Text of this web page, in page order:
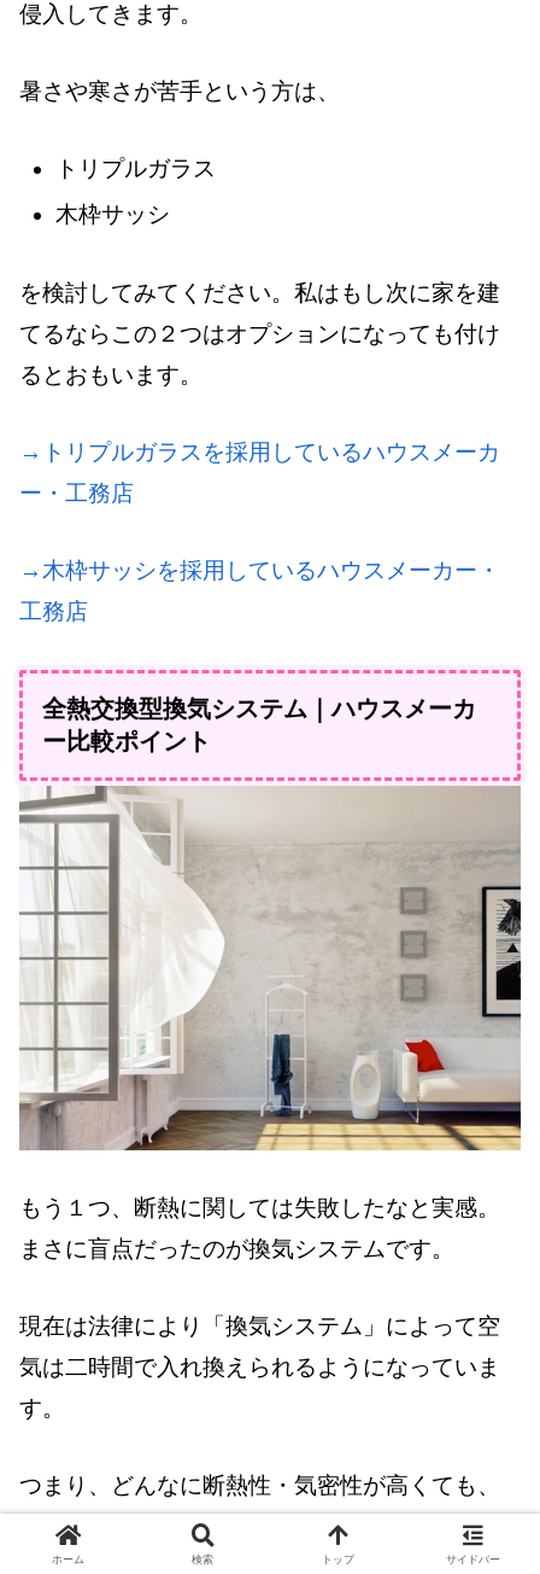
侵入してきます。
暑さや寒さが苦手という方は、
トリプルガラス
木枠サッシ
を検討してみてください。私はもし次に家を建
てるならこの２つはオプションになっても付け
るとおもいます。
→トリプルガラスを採用しているハウスメーカ
ー・工務店
→木枠サッシを採用しているハウスメーカー・
工務店
全熱交換型換気システム｜ハウスメーカ
ー比較ポイント
もう１つ、断熱に関しては失敗したなと実感。
まさに盲点だったのが換気システムです。
現在は法律により「換気システム」によって空
気は二時間で入れ換えられるようになっていま
す。
つまり、どんなに断熱性・気密性が高くても、
外の空気と部屋の空気を入れ替えられちゃうわ
けです。
ホーム 検索 トップ サイドバー